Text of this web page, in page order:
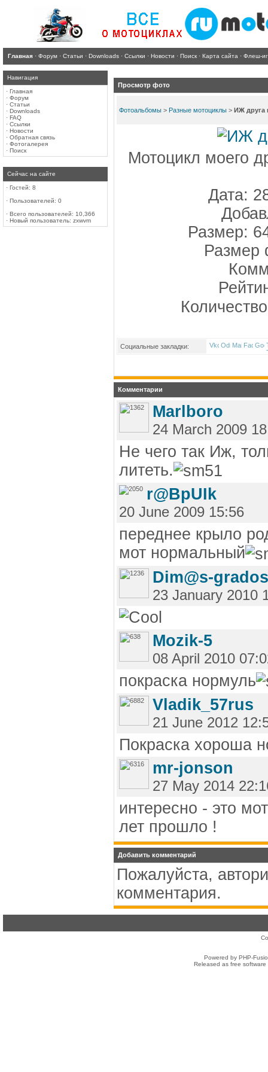
Главная · Форум · Статьи · Downloads · Ссылки · Новости · Поиск · Карта сайта · Флеш-
Навигация
· Главная
· Форум
· Статьи
· Downloads
· FAQ
· Ссылки
· Новости
· Обратная связь
· Фотогалерея
· Поиск
Сейчас на сайте
· Гостей: 8
· Пользователей: 0
· Всего пользователей: 10,366
· Новый пользователь: zxwvm
Просмотр фото
Фотоальбомы > Разные мотоциклы > ИЖ друга
Мотоцикл моего
Дата:
Размер:
Размер
Социальные закладки:
Комментарии
Marlboro
24 March 2009
Не чего так Иж,
литеть.
r@BpUIk
20 June 2009 15:56
переднее крыло
мот нормальный
Dim@s-grados
23 January 2010
Mozik-5
08 April 2010
покраска нормуль
Vladik_57rus
21 June 2012
Покраска хороша
mr-jonson
27 May 2014
интересно - это
лет прошло !
Добавить комментарий
Пожалуйста,
комментария.
Powered by PHP-
Released as free